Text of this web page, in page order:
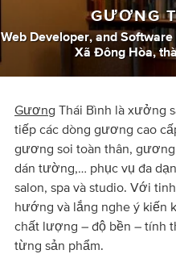
GƯƠNG
Web Developer, andSoftware
Xã Đông Hòa,
Gương Thái Bình là xưởng
tiếp các dòng gương cao
gương soi toàn thân,
dán tường,… phục vụ đa
salon, spa và studio. Với
hướng và lắng nghe ý kiến
chất lượng – độ bền – tính
từng sản phẩm.